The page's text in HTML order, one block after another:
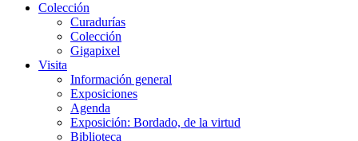
Colección
Curadurías
Colección
Gigapixel
Visita
Información general
Exposiciones
Agenda
Exposición: Bordado, de la virtud
Biblioteca